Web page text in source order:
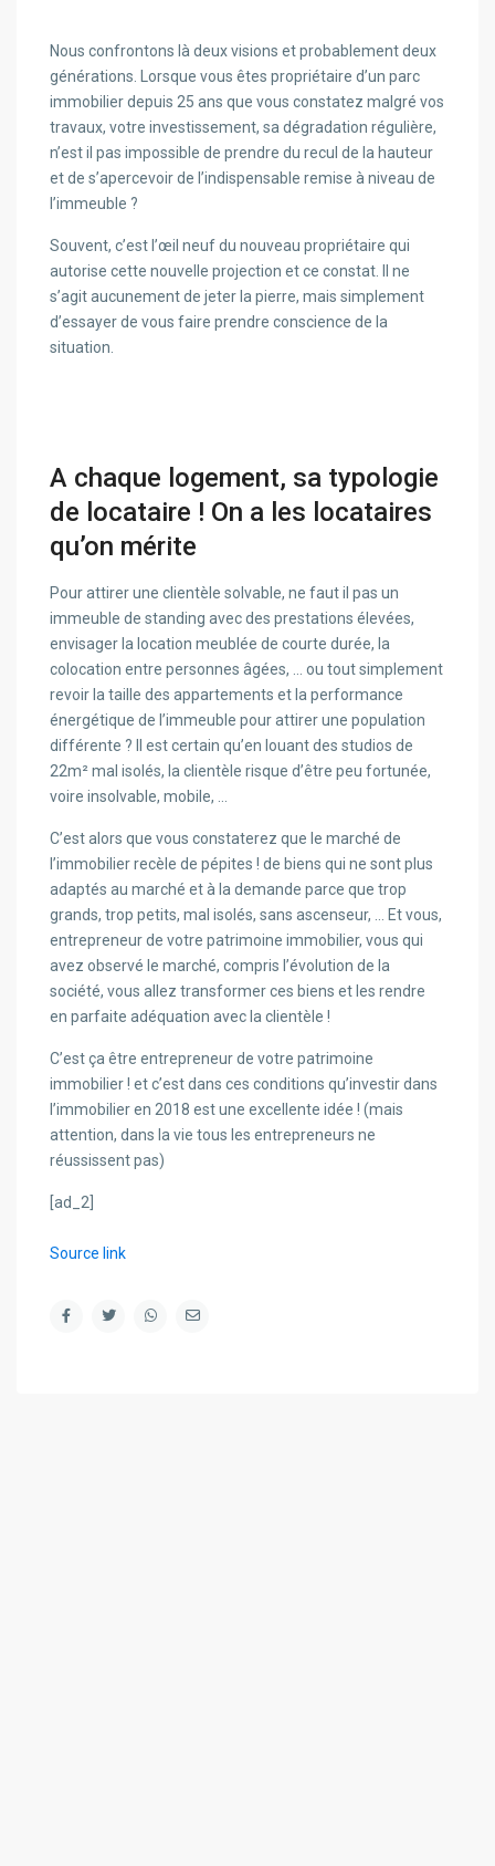
Nous confrontons là deux visions et probablement deux
générations. Lorsque vous êtes propriétaire d’un parc
immobilier depuis 25 ans que vous constatez malgré vos
travaux, votre investissement, sa dégradation régulière,
n’est il pas impossible de prendre du recul de la hauteur
et de s’apercevoir de l’indispensable remise à niveau de
l’immeuble ?
Souvent, c’est l’œil neuf du nouveau propriétaire qui
autorise cette nouvelle projection et ce constat. Il ne
s’agit aucunement de jeter la pierre, mais simplement
d’essayer de vous faire prendre conscience de la
situation.
A chaque logement, sa typologie
de locataire ! On a les locataires
qu’on mérite
Pour attirer une clientèle solvable, ne faut il pas un
immeuble de standing avec des prestations élevées,
envisager la location meublée de courte durée, la
colocation entre personnes âgées, … ou tout simplement
revoir la taille des appartements et la performance
énergétique de l’immeuble pour attirer une population
différente ? Il est certain qu’en louant des studios de
22m² mal isolés, la clientèle risque d’être peu fortunée,
voire insolvable, mobile, …
C’est alors que vous constaterez que le marché de
l’immobilier recèle de pépites ! de biens qui ne sont plus
adaptés au marché et à la demande parce que trop
grands, trop petits, mal isolés, sans ascenseur, … Et vous,
entrepreneur de votre patrimoine immobilier, vous qui
avez observé le marché, compris l’évolution de la
société, vous allez transformer ces biens et les rendre
en parfaite adéquation avec la clientèle !
C’est ça être entrepreneur de votre patrimoine
immobilier ! et c’est dans ces conditions qu’investir dans
l’immobilier en 2018 est une excellente idée ! (mais
attention, dans la vie tous les entrepreneurs ne
réussissent pas)
[ad_2]
Source link